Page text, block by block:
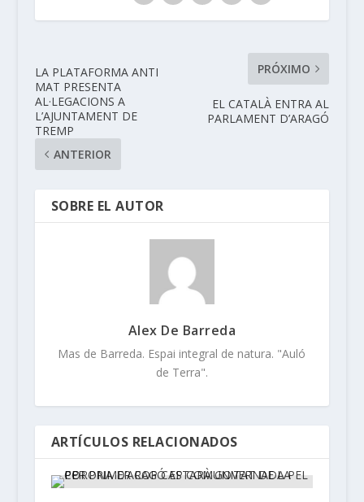
LA PLATAFORMA ANTI
MAT PRESENTA
AL·LEGACIONS A
L’AJUNTAMENT DE
TREMP
ANTERIOR
PRÓXIMO
EL CATALÀ ENTRA AL
PARLAMENT D’ARAGÓ
SOBRE EL AUTOR
Alex De Barreda
Mas de Barreda. Espai integral de natura. "Auló
de Terra".
ARTÍCULOS RELACIONADOS